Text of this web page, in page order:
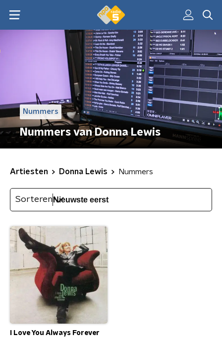
Nummers
Nummers van Donna Lewis
Artiesten Donna Lewis Nummers
Sorteren
I Love You Always Forever